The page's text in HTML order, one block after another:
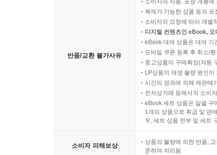
반품/교환 불가사유
소비자의 사용, 포장 개봉
복제가 가능한 상품 등의
소비자의 요청에 따라 개별
디지털 컨텐츠인 eBook,
eBook 대여 상품은 대여 기
모바일 쿠폰 등록 후 취소/
중고상품이 구매확정(자동
LP상품의 재생 불량 원인
시간의 경과에 의해 재판매
전자상거래 등에서의 소비
eBook 세트 상품은 일괄 구
1개의 상품으로 취급 및 판
우, 세트 상품 전부 및 세트
소비자 피해보상
상품의 불량에 의한 반품,
준하여 처리됨